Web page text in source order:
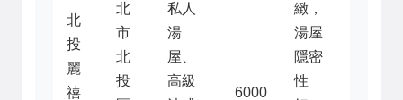
北
投
麗
禧
北
市
北
投
私人
湯
屋、
高級
6000
緻，
湯屋
隱密
性